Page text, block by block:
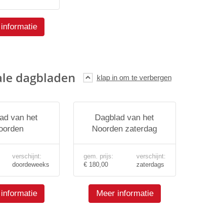
dagbladen
van het
verschijnt:
doordeweeks
Dagblad van het
Noorden zaterdag
gem. prijs:
€ 180,00
verschijnt:
zaterdags
Meer informatie